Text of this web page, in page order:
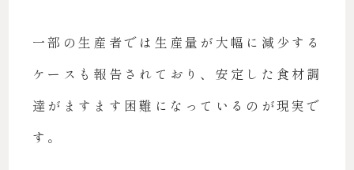
一部の生産者では生産量が大幅に減少する
ケースも報告されており、安定した食材調
達がますます困難になっているのが現実で
す。